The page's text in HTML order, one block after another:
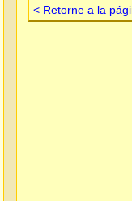
< Retorne a la